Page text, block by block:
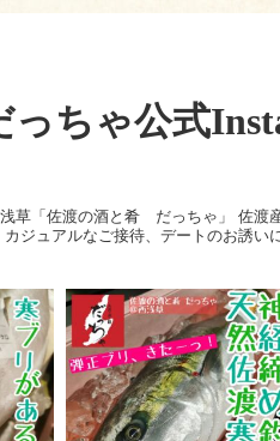
っちゃ公式
草「佐渡の酒と肴 だっちゃ」
佐渡
カジュアルなご接待、デートのお誘い